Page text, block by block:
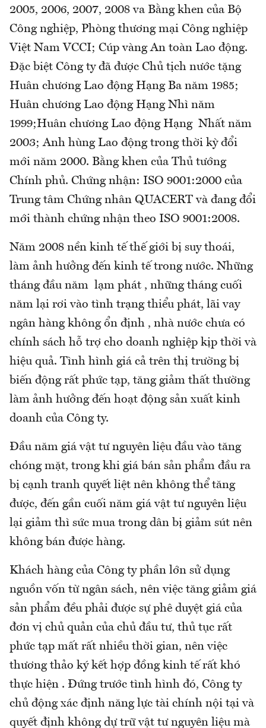
2005, 2006, 2007, 2008 va Bằng khen của Bộ
Công nghiệp, Phòng thương mại Công nghiệp
Việt Nam VCCI; Cúp vàng An toàn Lao động.
Đặc biệt Công ty đã được Chủ tịch nước tặng
Huân chương Lao động Hạng Ba năm 1985;
Huân chương Lao động Hạng Nhì năm
1999;Huân chương Lao động Hạng Nhất năm
2003; Anh hùng Lao động trong thời kỳ đổi
mới năm 2000. Bằng khen của Thủ tướng
Chính phủ. Chứng nhận: ISO 9001:2000 của
Trung tâm Chứng nhân QUACERT và đang đổi
mới thành chứng nhận theo ISO 9001:2008.
Năm 2008 nền kinh tế thế giới bị suy thoái,
làm ảnh hưởng đến kinh tế trong nước. Những
tháng đầu năm lạm phát , những tháng cuối
năm lại rơi vào tình trạng thiểu phát, lãi vay
ngân hàng không ổn định , nhà nước chưa có
chính sách hỗ trợ cho doanh nghiệp kịp thời và
hiệu quả. Tình hình giá cả trên thị trường bị
biến động rất phức tạp, tăng giảm thất thường
làm ảnh hưởng đến hoạt động sản xuất kinh
doanh của Công ty.
Đầu năm giá vật tư nguyên liệu đầu vào tăng
chóng mặt, trong khi giá bán sản phẩm đầu ra
bị cạnh tranh quyết liệt nên không thể tăng
được, đến gần cuối năm giá vật tư nguyên liệu
lại giảm thì sức mua trong dân bị giảm sút nên
không bán được hàng.
Khách hàng của Công ty phần lớn sử dụng
nguồn vốn từ ngân sách, nên việc tăng giảm giá
sản phẩm đều phải được sự phê duyệt giá của
đơn vị chủ quản của chủ đầu tư, thủ tục rất
phức tạp mất rất nhiều thời gian, nên việc
thương thảo ký kết hợp đồng kinh tế rất khó
thực hiện . Đứng trước tình hình đó, Công ty
chủ động xác định năng lực tài chính nội tại và
quyết định không dự trữ vật tư nguyên liệu mà